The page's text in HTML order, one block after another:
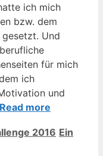
ich mich
bzw. dem
Und
für mich
ich
und
Read more
2016 Ein